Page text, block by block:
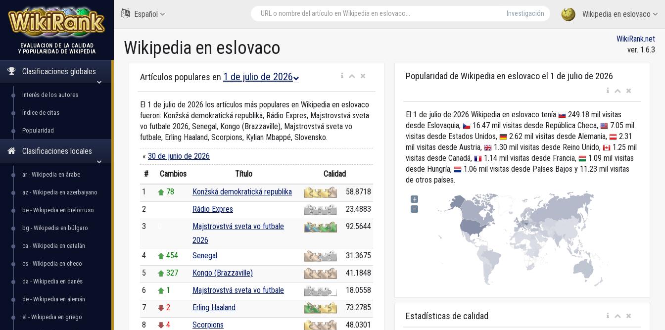
WikiRank
EVALUACIÓN DE LA CALIDAD
Y POPULARIDAD DE WIKIPEDIA
Clasificaciones globales
Interés de los autores
Índice de citas
Popularidad
Clasificaciones locales
ar - Wikipedia en árabe
az - Wikipedia en azerbaiyano
be - Wikipedia en bielorruso
bg - Wikipedia en búlgaro
ca - Wikipedia en catalán
cs - Wikipedia en checo
da - Wikipedia en danés
de - Wikipedia en alemán
el - Wikipedia en griego
Wikipedia en eslovaco
Investigación
Español
Wikipedia en eslovaco
WikiRank.net
ver. 1.6.3
Artículos populares en 1 de julio de 2026
El 1 de julio de 2026 los artículos más populares en Wikipedia en eslovaco
fueron: Konžská demokratická republika, Rádio Expres, Majstrovstvá sveta
vo futbale 2026, Senegal, Kongo (Brazzaville), Majstrovstvá sveta vo
futbale, Erling Haaland, Scorpions, Kylian Mbappé, Slovensko.
« 30 de junio de 2026
#
Cambios Título
Calidad
1
78 Konžská demokratická republika
58.8718
2
Rádio Expres
23.4883
3
Majstrovstvá sveta vo futbale
2026
92.5644
4 454 Senegal
31.3675
5
327 Kongo (Brazzaville)
41.1848
6
1 Majstrovstvá sveta vo futbale
18.0558
7
2 Erling Haaland
73.2785
8
4 Scorpions
48.0301
Popularidad de Wikipedia en eslovaco el 1 de julio de 2026
El 1 de julio de 2026 Wikipedia en eslovaco tenía
249.18 mil visitas
desde Eslovaquia,
16.47 mil visitas desde República Checa,
7.05 mil
visitas desde Estados Unidos,
2.62 mil visitas desde Alemania,
2.31
mil visitas desde Austria,
1.30 mil visitas desde Reino Unido,
1.25 mil
visitas desde Canadá,
1.14 mil visitas desde Francia,
1.09 mil visitas
desde Hungría,
1.06 mil visitas desde Países Bajos y 11.23 mil visitas
de otros países.
+
−
Estadísticas de calidad